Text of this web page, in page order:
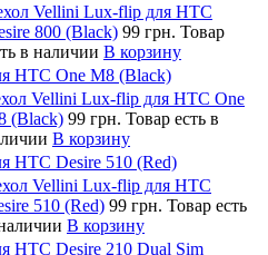
Vellini Lux-flip для HTC
800 (Black) 99 грн. Товар
в наличии В корзину
HTC One M8 (Black)
Vellini Lux-flip для HTC One
(Black) 99 грн. Товар есть в
В корзину
HTC Desire 510 (Red)
Vellini Lux-flip для HTC
510 (Red) 99 грн. Товар есть
В корзину
HTC Desire 210 Dual Sim